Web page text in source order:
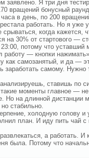
заявлено. Я три дня
вращений бонусный
в день, по 200
работать. Но я уже
когда кажется,
на 30% от стартового —
потому что уставший
— кнопки
как самозанятый, и да —
заработать самому.
ставишь по
моменты главное —
на длинной дистанции
стабильно.
холодную голову
план. И иду пить чай
а работать.
была. Потому что